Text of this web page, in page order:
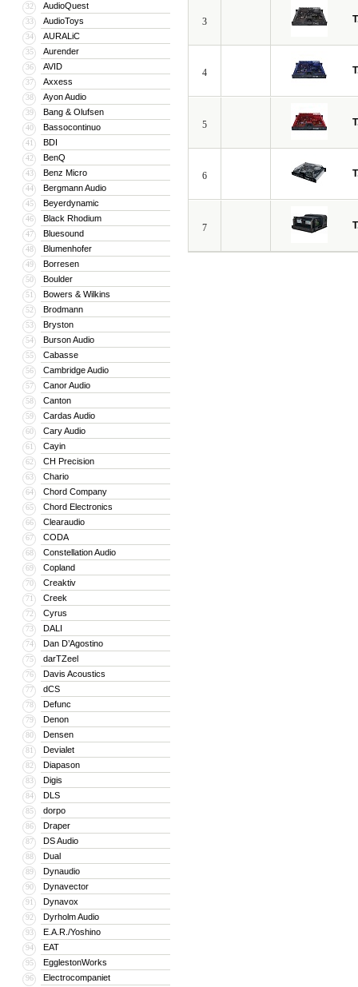
32 AudioQuest
33 AudioToys
34 AURALiC
35 Aurender
36 AVID
37 Axxess
38 Ayon Audio
39 Bang & Olufsen
40 Bassocontinuo
41 BDI
42 BenQ
43 Benz Micro
44 Bergmann Audio
45 Beyerdynamic
46 Black Rhodium
47 Bluesound
48 Blumenhofer
49 Borresen
50 Boulder
51 Bowers & Wilkins
52 Brodmann
53 Bryston
54 Burson Audio
55 Cabasse
56 Cambridge Audio
57 Canor Audio
58 Canton
59 Cardas Audio
60 Cary Audio
61 Cayin
62 CH Precision
63 Chario
64 Chord Company
65 Chord Electronics
66 Clearaudio
67 CODA
68 Constellation Audio
69 Copland
70 Creaktiv
71 Creek
72 Cyrus
73 DALI
74 Dan D’Agostino
75 darTZeel
76 Davis Acoustics
77 dCS
78 Defunc
79 Denon
80 Densen
81 Devialet
82 Diapason
83 Digis
84 DLS
85 dorpo
86 Draper
87 DS Audio
88 Dual
89 Dynaudio
90 Dynavector
91 Dynavox
92 Dyrholm Audio
93 E.A.R./Yoshino
94 EAT
95 EgglestonWorks
96 Electrocompaniet
3
4
5
6
7